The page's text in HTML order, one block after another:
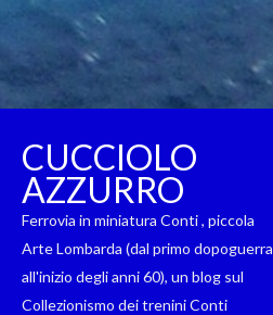
CUCCIOLO
AZZURRO
Ferrovia in miniatura Conti , piccola
Arte Lombarda (dal primo dopoguerra
all'inizio degli anni 60), un blog sul
Collezionismo dei trenini Conti